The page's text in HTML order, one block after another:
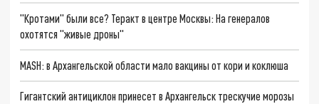
"Кротами" были все? Теракт в центре Москвы: На генералов
охотятся "живые дроны"
MASH: в Архангельской области мало вакцины от кори и коклюша
Гигантский антициклон принесет в Архангельск трескучие морозы